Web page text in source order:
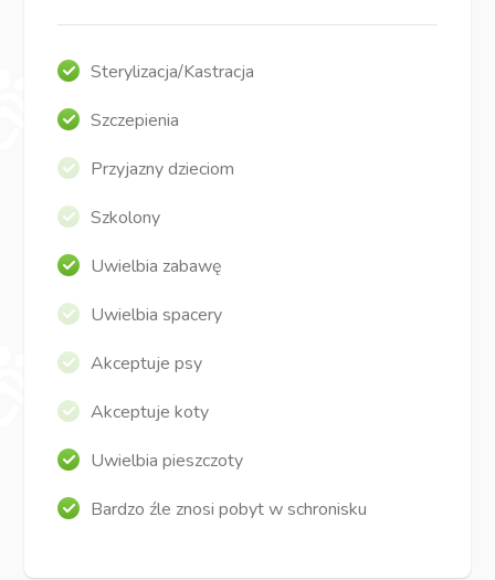
Sterylizacja/Kastracja
Szczepienia
Przyjazny dzieciom
Szkolony
Uwielbia zabawę
Uwielbia spacery
Akceptuje psy
Akceptuje koty
Uwielbia pieszczoty
Bardzo źle znosi pobyt w schronisku